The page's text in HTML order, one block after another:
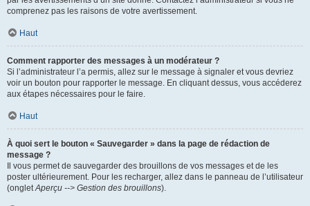
comprenez pas les raisons de votre avertissement.
Haut
Comment rapporter des messages à un modérateur ?
Si l’administrateur l’a permis, allez sur le message à signaler et vous devriez
voir un bouton pour rapporter le message. En cliquant dessus, vous accéderez
aux étapes nécessaires pour le faire.
Haut
À quoi sert le bouton « Sauvegarder » dans la page de rédaction de
message ?
Il vous permet de sauvegarder des brouillons de vos messages et de les
poster ultérieurement. Pour les recharger, allez dans le panneau de l’utilisateur
(ongletAperçu --> Gestion des brouillons).